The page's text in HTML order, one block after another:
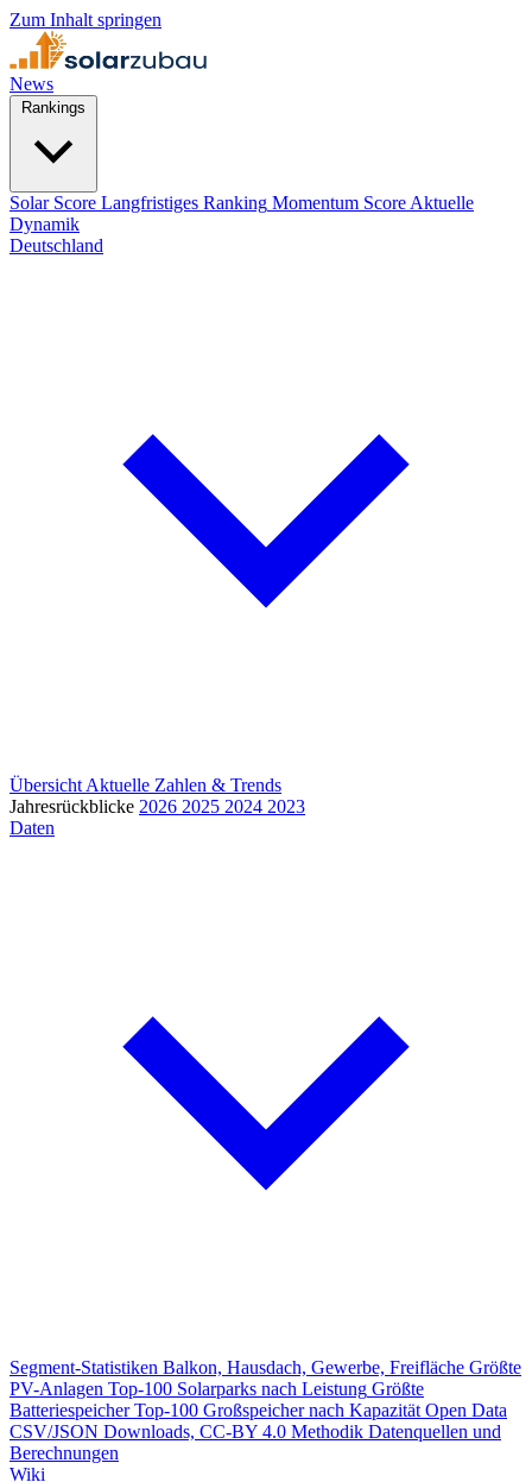
Zum Inhalt springen
News
Solar Score Langfristiges Ranking Momentum Score Aktuelle
Dynamik
Deutschland
Übersicht Aktuelle Zahlen & Trends
Jahresrückblicke 2026 2025 2024 2023
Daten
Segment-Statistiken Balkon, Hausdach, Gewerbe, Freifläche Größte
PV-Anlagen Top-100 Solarparks nach Leistung Größte
Batteriespeicher Top-100 Großspeicher nach Kapazität Open Data
CSV/JSON Downloads, CC-BY 4.0 Methodik Datenquellen und
Berechnungen
Wiki